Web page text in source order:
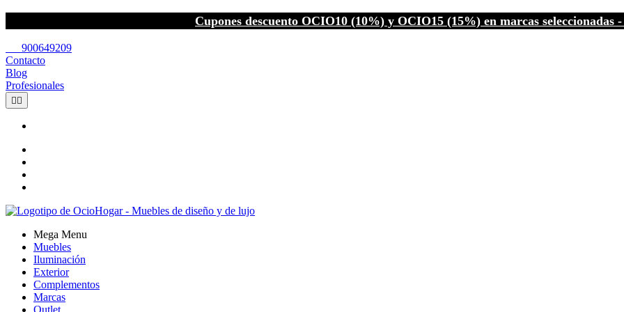
Cupones descuento OCIO10 (10%) y OCIO15 (15%) en marcas seleccionadas
900649209
Contacto
Blog
Profesionales
 
Mega Menu
Muebles
Iluminación
Exterior
Complementos
Marcas
Outlet